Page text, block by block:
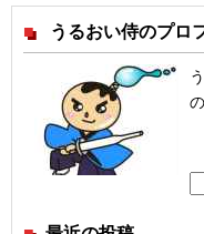
うるおい侍のプロ